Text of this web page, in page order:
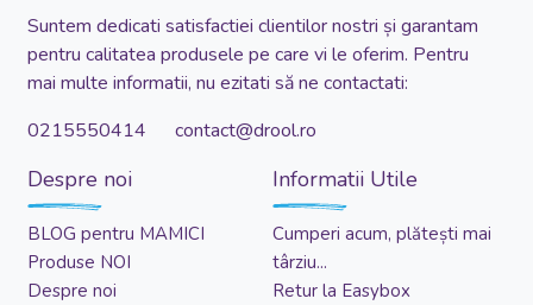
Suntem dedicati satisfactiei clientilor nostri și garantam
pentru calitatea produsele pe care vi le oferim. Pentru
mai multe informatii, nu ezitati să ne contactati:
0215550414 contact@drool.ro
Despre noi
BLOG pentru MAMICI
Produse NOI
Despre noi
Informatii Utile
Cumperi acum, plătești mai
târziu...
Retur la Easybox